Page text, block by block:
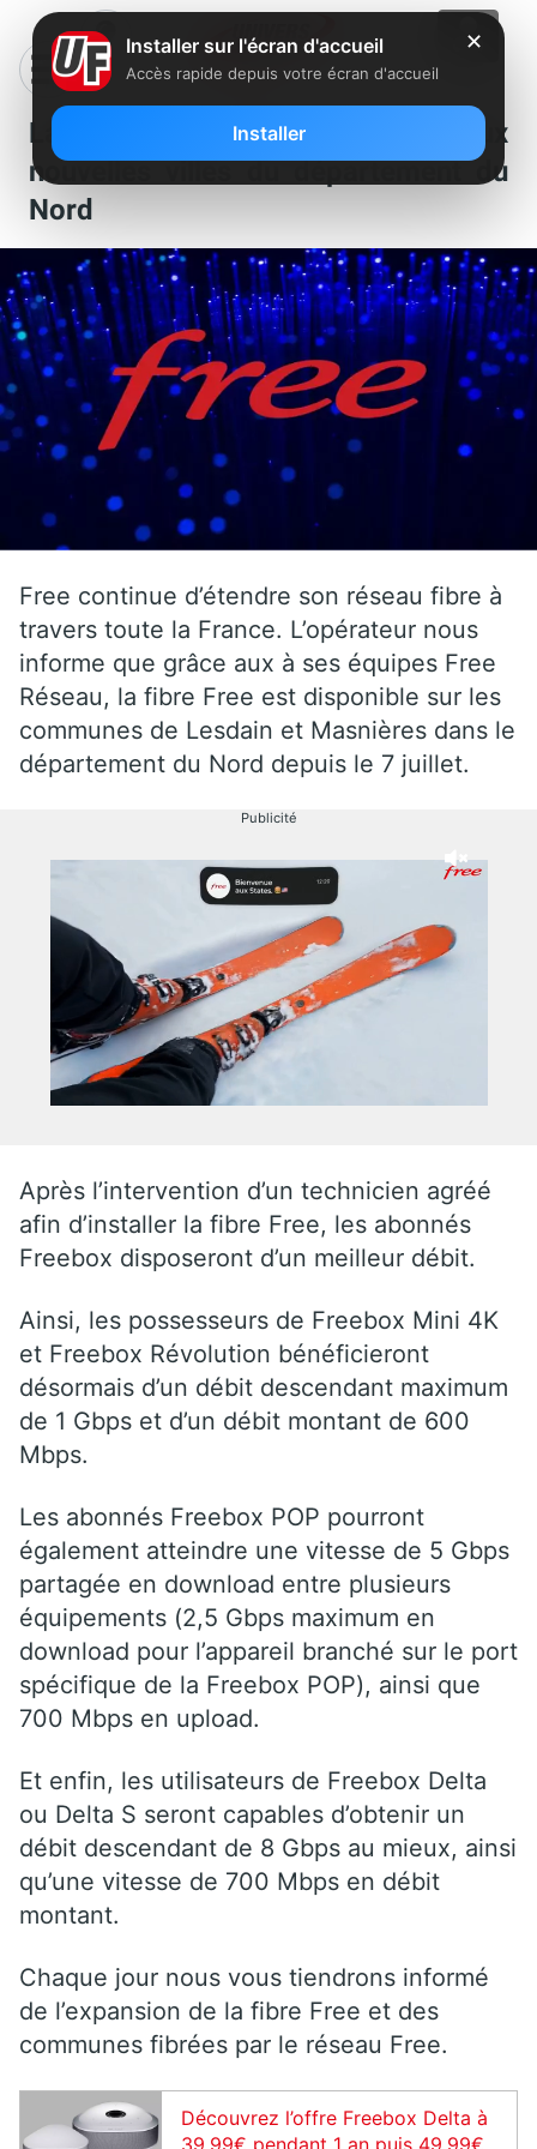
La fibre Free débarque dans deux
nouvelles villes du département du
Nord
Free continue d’étendre son réseau fibre à
travers toute la France. L’opérateur nous
informe que grâce aux à ses équipes Free
Réseau, la fibre Free est disponible sur les
communes de Lesdain et Masnières dans le
département du Nord depuis le 7 juillet.
Publicité
Après l’intervention d’un technicien agréé
afin d’installer la fibre Free, les abonnés
Freebox disposeront d’un meilleur débit.
Ainsi, les possesseurs de Freebox Mini 4K
et Freebox Révolution bénéficieront
désormais d’un débit descendant maximum
de 1 Gbps et d’un débit montant de 600
Mbps.
Les abonnés Freebox POP pourront
également atteindre une vitesse de 5 Gbps
partagée en download entre plusieurs
équipements (2,5 Gbps maximum en
download pour l’appareil branché sur le port
spécifique de la Freebox POP), ainsi que
700 Mbps en upload.
Et enfin, les utilisateurs de Freebox Delta
ou Delta S seront capables d’obtenir un
débit descendant de 8 Gbps au mieux, ainsi
qu’une vitesse de 700 Mbps en débit
montant.
Chaque jour nous vous tiendrons informé
de l’expansion de la fibre Free et des
communes fibrées par le réseau Free.
Découvrez l’offre Freebox Delta à
✕
Installer sur l'écran d'accueil
Accès rapide depuis votre écran d'accueil
Installer